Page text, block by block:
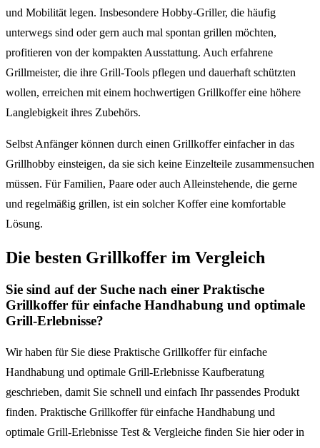
und Mobilität legen. Insbesondere Hobby-Griller, die häufig
unterwegs sind oder gern auch mal spontan grillen möchten,
profitieren von der kompakten Ausstattung. Auch erfahrene
Grillmeister, die ihre Grill-Tools pflegen und dauerhaft schützten
wollen, erreichen mit einem hochwertigen Grillkoffer eine höhere
Langlebigkeit ihres Zubehörs.
Selbst Anfänger können durch einen Grillkoffer einfacher in das
Grillhobby einsteigen, da sie sich keine Einzelteile zusammensuchen
müssen. Für Familien, Paare oder auch Alleinstehende, die gerne
und regelmäßig grillen, ist ein solcher Koffer eine komfortable
Lösung.
Die besten Grillkoffer im Vergleich
Sie sind auf der Suche nach einer Praktische
Grillkoffer für einfache Handhabung und optimale
Grill-Erlebnisse?
Wir haben für Sie diese Praktische Grillkoffer für einfache
Handhabung und optimale Grill-Erlebnisse Kaufberatung
geschrieben, damit Sie schnell und einfach Ihr passendes Produkt
finden. Praktische Grillkoffer für einfache Handhabung und
optimale Grill-Erlebnisse Test & Vergleiche finden Sie hier oder in